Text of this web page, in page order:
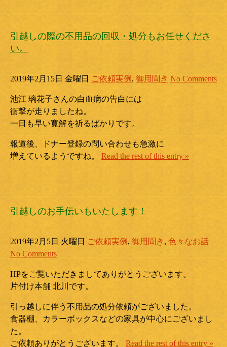
引越しの際の不用品の回収・処分もお任せくださ
い。
2019年2月15日 金曜日 ご依頼実例 , 御用聞き No Comments
池江 璃花子さんの白血病の告白には
衝撃が走りましたね。
一日も早い寛解を祈るばかりです。
報道後、ドナー登録の問い合わせも急激に
増えているようですね。 Read the rest of this entry »
引越しのお手伝いもいたします！
2019年2月5日 火曜日 ご依頼実例 , 御用聞き , 色々なお話
No Comments
HPをご覧いただきましてありがとうございます。
片付け本舗 北川です。
引っ越しに伴う不用品の処分依頼がございました。
食器棚、カラーボックスなどの家具が中心にございまし
た。
ご依頼ありがとうございます。 Read the rest of this entry »